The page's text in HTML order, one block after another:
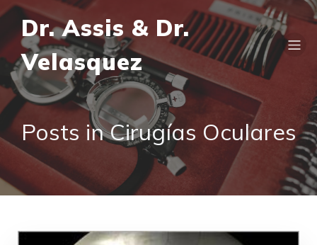
Dr. Assis & Dr.
Velasquez
Posts in Cirugías Oculares